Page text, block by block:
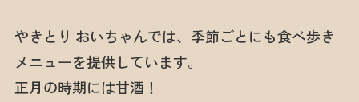
やきとり おいちゃんでは、季節ごとにも食べ歩き
メニューを提供しています。
正月の時期には甘酒！